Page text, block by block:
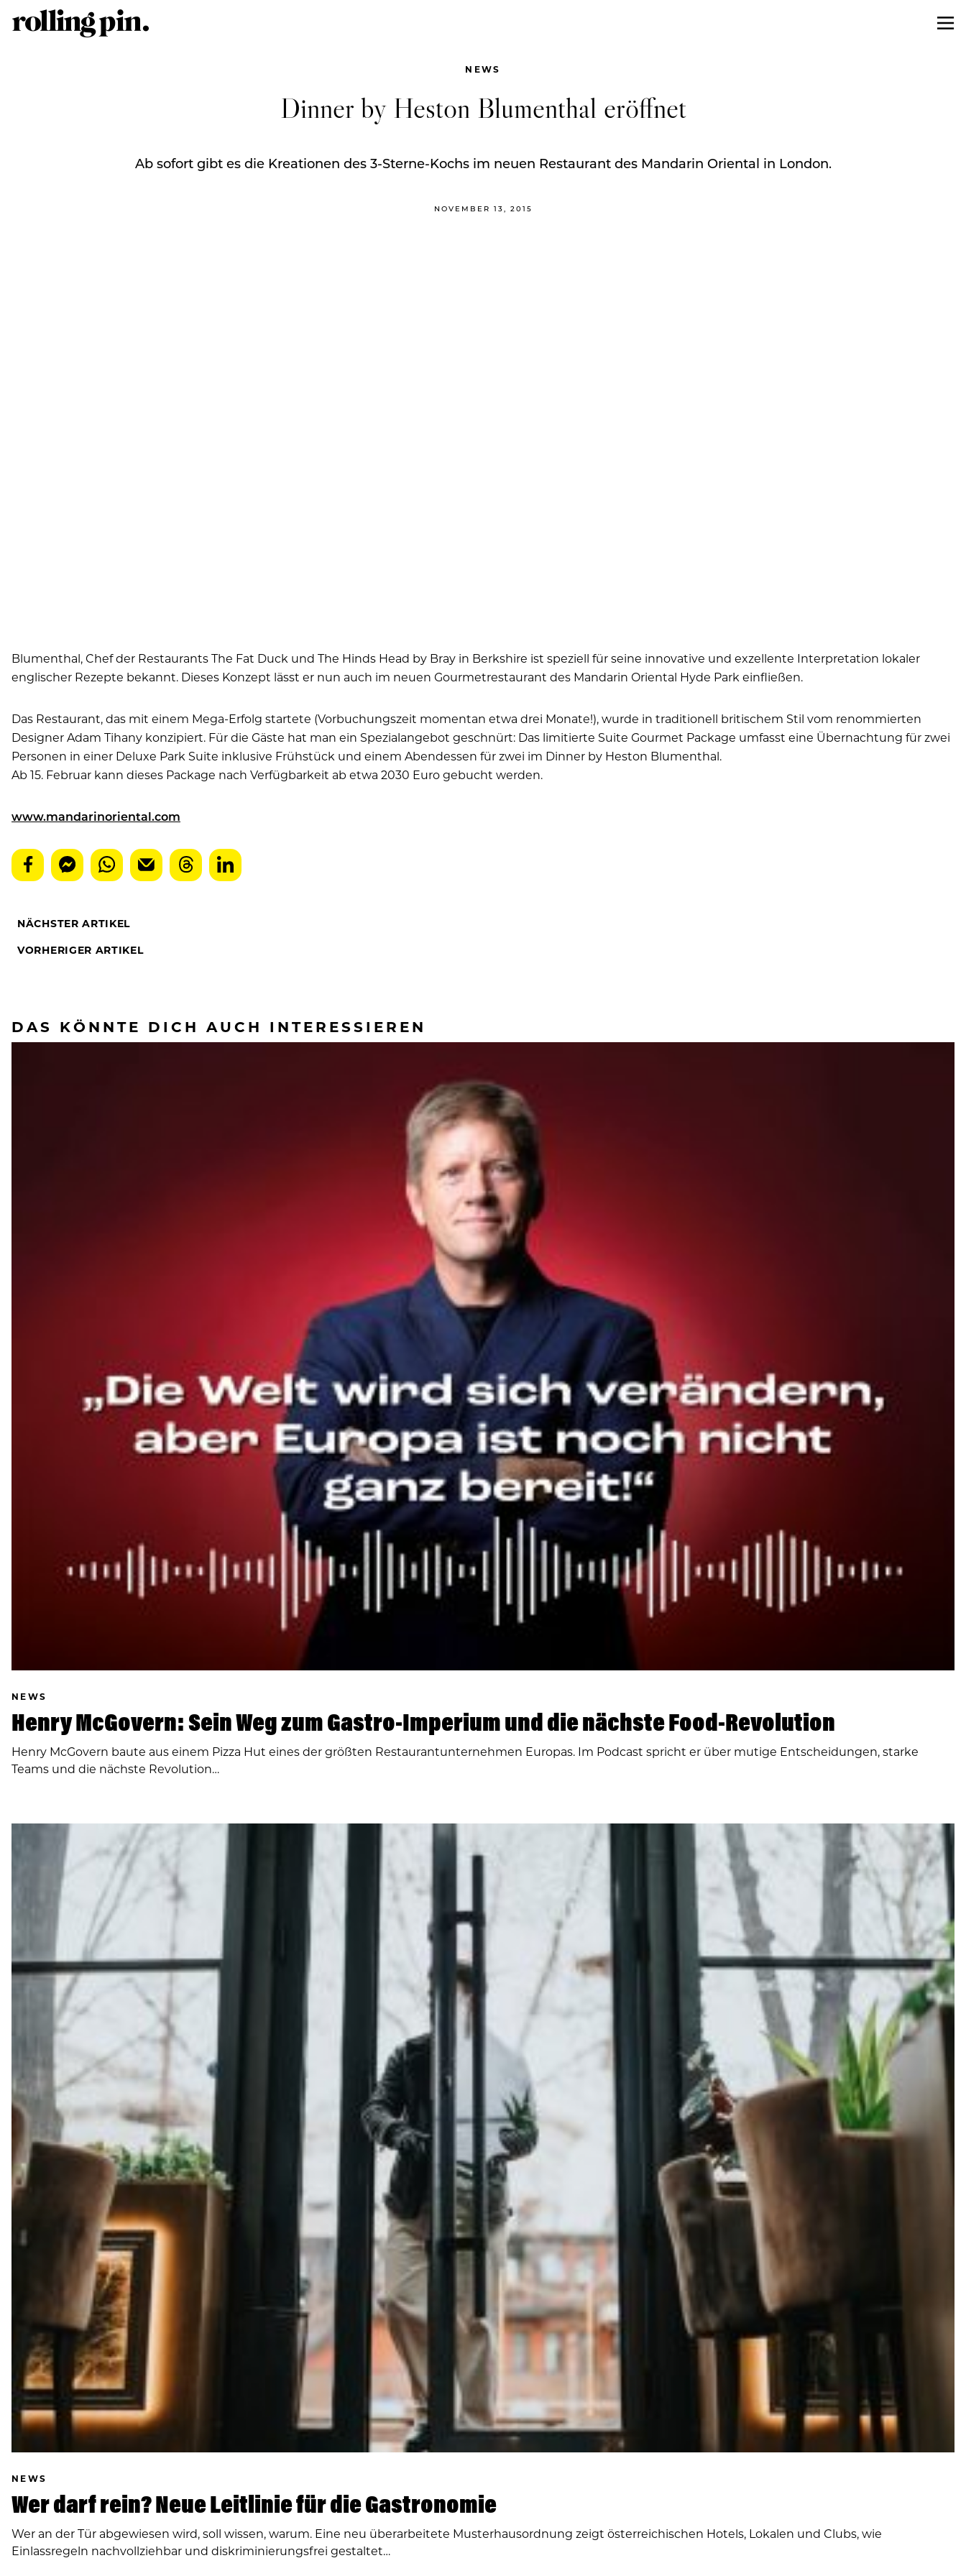
NEWS
Dinner by Heston Blumenthal eröffnet
Ab sofort gibt es die Kreationen des 3-Sterne-Kochs im neuen Restaurant des Mandarin Oriental in London.
NOVEMBER 13, 2015
Blumenthal, Chef der Restaurants The Fat Duck und The Hinds Head by Bray in Berkshire ist speziell für seine innovative und exzellente Interpretation lokaler
englischer Rezepte bekannt. Dieses Konzept lässt er nun auch im neuen Gourmetrestaurant des Mandarin Oriental Hyde Park einfließen.
Das Restaurant, das mit einem Mega-Erfolg startete (Vorbuchungszeit momentan etwa drei Monate!), wurde in traditionell britischem Stil vom renommierten
Designer Adam Tihany konzipiert. Für die Gäste hat man ein Spezialangebot geschnürt: Das limitierte Suite Gourmet Package umfasst eine Übernachtung für zwei
Personen in einer Deluxe Park Suite inklusive Frühstück und einem Abendessen für zwei im Dinner by Heston Blumenthal.
Ab 15. Februar kann dieses Package nach Verfügbarkeit ab etwa 2030 Euro gebucht werden.
www.mandarinoriental.com
NÄCHSTER ARTIKEL
VORHERIGER ARTIKEL
DAS KÖNNTE DICH AUCH INTERESSIEREN
NEWS
Henry McGovern: Sein Weg zum Gastro-Imperium und die nächste Food-Revolution
Henry McGovern baute aus einem Pizza Hut eines der größten Restaurantunternehmen Europas. Im Podcast spricht er über mutige Entscheidungen, starke
Teams und die nächste Revolution…
NEWS
Wer darf rein? Neue Leitlinie für die Gastronomie
Wer an der Tür abgewiesen wird, soll wissen, warum. Eine neu überarbeitete Musterhausordnung zeigt österreichischen Hotels, Lokalen und Clubs, wie
Einlassregeln nachvollziehbar und diskriminierungsfrei gestaltet…